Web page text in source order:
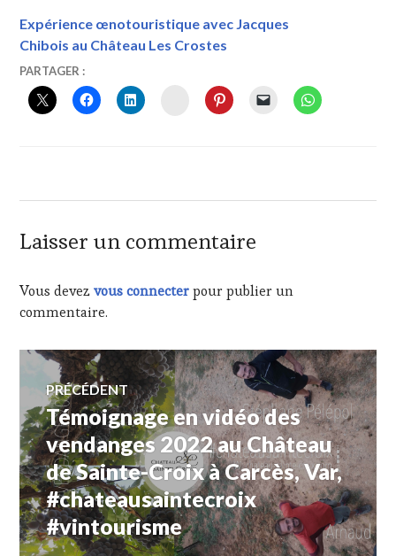
Expérience œnotouristique avec Jacques
Chibois au Château Les Crostes
4
SEPTEMBRE
2022
VINTOURISME
#CHATEAULESCROSTES
#CLAIREDELUXEMBOURG
#FELIXDELUXEMBOURG
LES
CÔTES
DE
PROVENCE,
GROSSI,
DÉGUSTATION
VINS,
FAMILLE LADEMACHER,
LINDA
SCHALLER,
LORGUES,
OENOCULTUREL,
OENOTOURISME,
PRINCE
FÉLIX
PARTAGER :
INSTAGRAM
Laisser un commentaire
Vous devezvous connecterpour publier un
commentaire.
Navigation
de
l’article
PRÉCÉDENT
Article
précédent :
Témoignage en vidéo des
vendanges 2022 au Château
de Sainte-Croix à Carcès, Var,
#chateausaintecroix
#vintourisme